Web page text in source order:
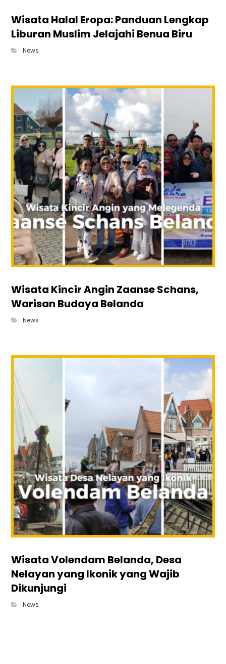
Wisata Halal Eropa: Panduan Lengkap
Liburan Muslim Jelajahi Benua Biru
News
Wisata Kincir Angin Zaanse Schans,
Warisan Budaya Belanda
News
Wisata Volendam Belanda, Desa
Nelayan yang Ikonik yang Wajib
Dikunjungi
News